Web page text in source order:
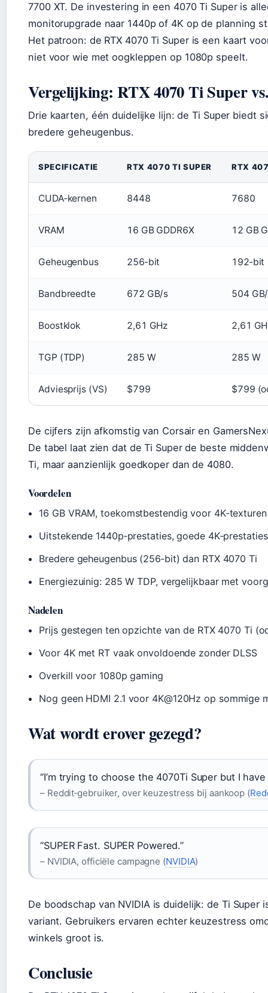
7700 XT. De investering in een 4070 Ti Super is
monitorupgrade naar 1440p of 4K op de planning
Het patroon: de RTX 4070 Ti Super is een kaart
niet voor wie met oogkleppen op 1080p speelt.
Vergelijking: RTX 4070 Ti Super
Drie kaarten, één duidelijke lijn: de Ti Super biedt
bredere geheugenbus.
SPECIFICATIE RTX 4070 TI SUPER RTX
CUDA‑kernen 8448 7680
VRAM 16 GB GDDR6X 12 GB
Geheugenbus 256‑bit 192‑bit
Bandbreedte 672 GB/s 504
Boostklok 2,61 GHz 2,61
TGP (TDP) 285 W 285 W
Adviesprijs (VS) $799 $799
De cijfers zijn afkomstig van Corsair en
De tabel laat zien dat de Ti Super de beste
Ti, maar aanzienlijk goedkoper dan de 4080.
Voordelen
16 GB VRAM, toekomstbestendig voor 4K‑texturen
Uitstekende 1440p‑prestaties, goede
Bredere geheugenbus (256‑bit) dan RTX 4070 Ti
Energiezuinig: 285 W TDP, vergelijkbaar met
Nadelen
Prijs gestegen ten opzichte van de RTX 4070 Ti
Voor 4K met RT vaak onvoldoende zonder DLSS
Overkill voor 1080p gaming
Nog geen HDMI 2.1 voor 4K@120Hz op sommige
Wat wordt erover gezegd?
“I’m trying to choose the 4070Ti Super but I
– Reddit‑gebruiker, over keuzestress bij aankoop (
“SUPER Fast. SUPER Powered.”
– NVIDIA, officiële campagne (NVIDIA)
De boodschap van NVIDIA is duidelijk: de Ti
variant. Gebruikers ervaren echter keuzestress
winkels groot is.
Conclusie